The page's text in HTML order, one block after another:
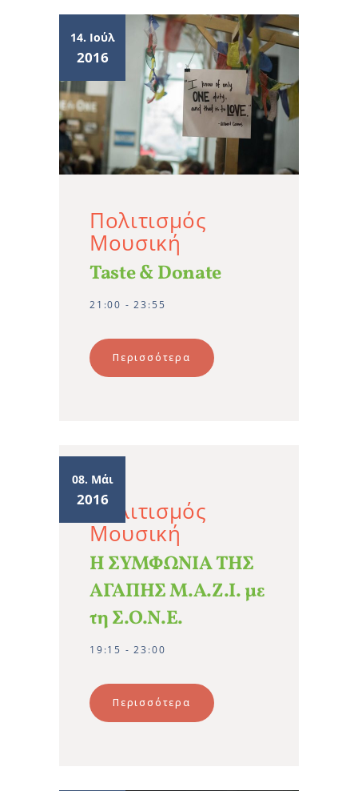
14. Ιούλ
2016
Πολιτισμός
Μουσική
Taste & Donate
21:00 - 23:55
Περισσότερα
08. Μάι
2016
Πολιτισμός
Μουσική
Η ΣΥΜΦΩΝΙΑ ΤΗΣ
ΑΓΑΠΗΣ Μ.Α.Ζ.Ι. με
τη Σ.Ο.Ν.Ε.
19:15 - 23:00
Περισσότερα